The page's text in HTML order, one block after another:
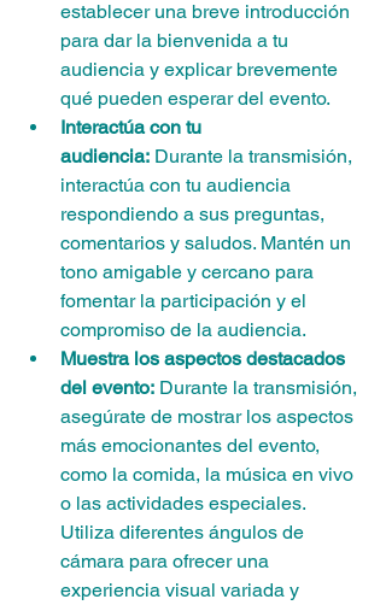
establecer una breve introducción
para dar la bienvenida a tu
audiencia y explicar brevemente
qué pueden esperar del evento.
Interactúa con tu
audiencia: Durante la transmisión,
interactúa con tu audiencia
respondiendo a sus preguntas,
comentarios y saludos. Mantén un
tono amigable y cercano para
fomentar la participación y el
compromiso de la audiencia.
Muestra los aspectos destacados
del evento: Durante la transmisión,
asegúrate de mostrar los aspectos
más emocionantes del evento,
como la comida, la música en vivo
o las actividades especiales.
Utiliza diferentes ángulos de
cámara para ofrecer una
experiencia visual variada y